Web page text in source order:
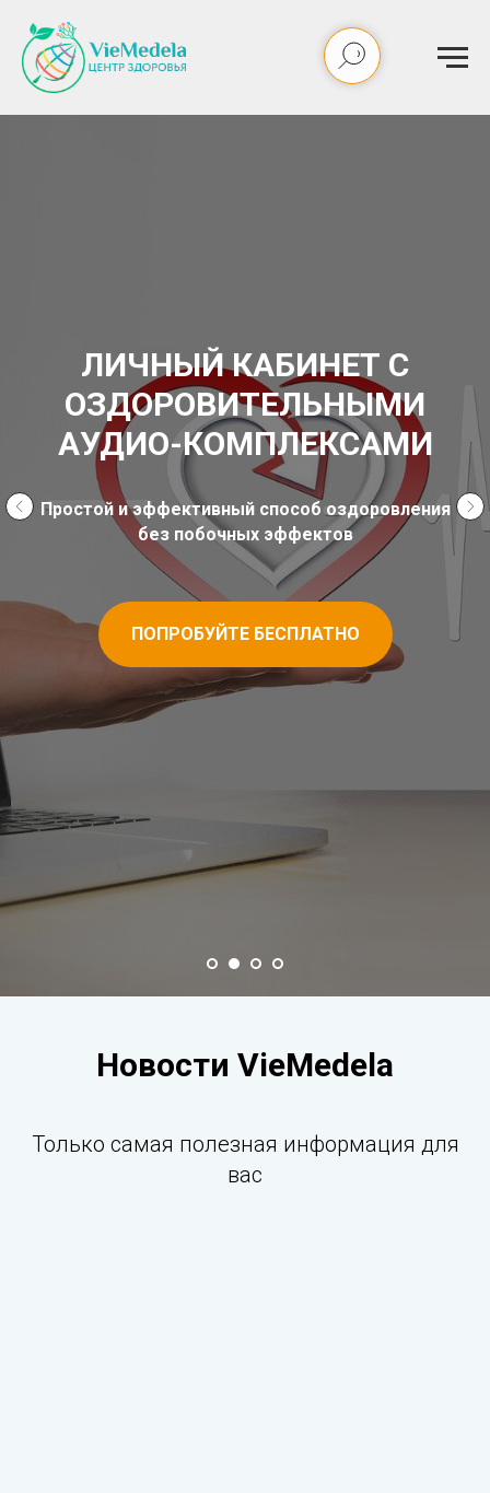
ЛИЧНЫЙ КАБИНЕТ С
ОЗДОРОВИТЕЛЬНЫМИ
АУДИО-КОМПЛЕКСАМИ
Простой и эффективный способ оздоровления
без побочных эффектов
ПОПРОБУЙТЕ БЕСПЛАТНО
Новости VieMedela
Только самая полезная информация для
вас